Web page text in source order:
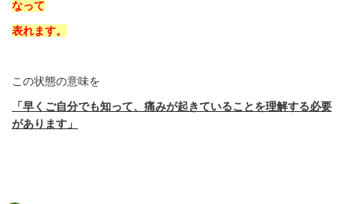
なって
表れます。
この状態の意味を
「早くご自分でも知って、痛みが起きていることを理解する必要
があります」